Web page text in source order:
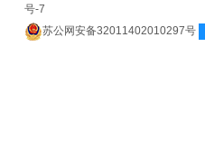
号-7
苏公网安备32011402010297号